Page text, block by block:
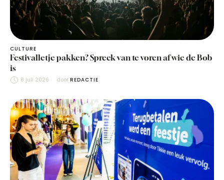
CULTURE
Festivalletje pakken? Spreek van te voren af wie de Bob
is
8 juli 2026 door REDACTIE